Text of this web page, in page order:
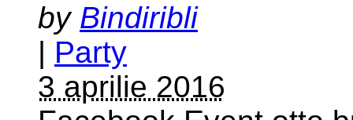
by Bindiribli
| Party
3 aprilie 2016